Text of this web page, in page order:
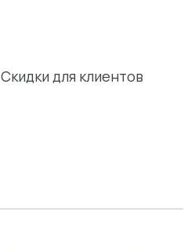
Скидки для клиентов